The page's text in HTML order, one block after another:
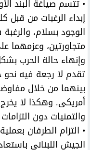
• تتسم صياغة البند
إبداء الرغبات من
الوجود بسلام،
متجاورتين، وعزمهما
وإنهاء حالة الحرب
تقدم لا رجعة فيه نحو
بينهما من خلال
أمريكى. وهكذا لا يخرج
والتمنيات دون
• التزام الطرفان
الجيش اللبنانى